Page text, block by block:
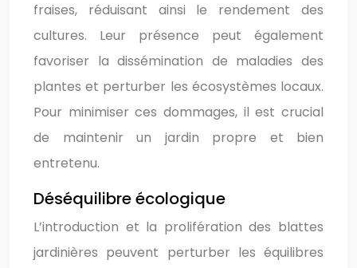
fraises, réduisant ainsi le rendement des
cultures. Leur présence peut également
favoriser la dissémination de maladies des
plantes et perturber les écosystèmes locaux.
Pour minimiser ces dommages, il est crucial
de maintenir un jardin propre et bien
entretenu.
Déséquilibre écologique
L’introduction et la prolifération des blattes
jardinières peuvent perturber les équilibres